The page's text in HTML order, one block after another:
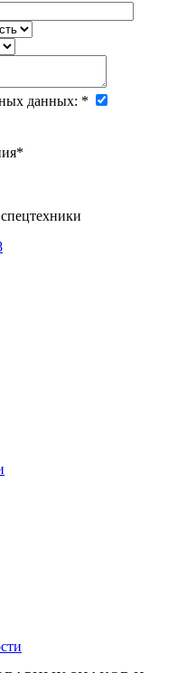
данных: *
*